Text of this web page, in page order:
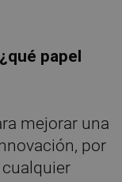
papel
mejorar una
por
cualquier